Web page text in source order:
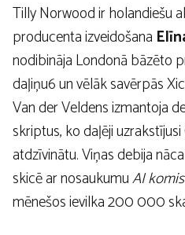
Tilly Norwood ir holandiešu
producenta izveidošana
nodibināja Londonā bāzēto
daļiņu6 un vēlāk savērpās
Van der Veldens izmantoja
skriptus, ko daļēji
atdzīvinātu. Viņas debija
skicē ar nosaukumuAI
mēnešos ievilka 200 000